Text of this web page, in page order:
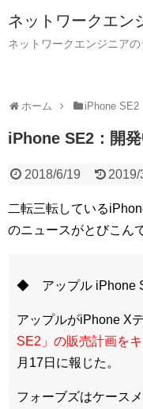
ネットワークエン
ネットワークエンジニアの
ホーム iPhone SE2
iPhone SE2：開
2018/6/19 2019/
二転三転している
のニュースがとびこん
◆ アップル iPhone
アップルがiPhone X
SE2」の販売計画を
月17日に報じた。
フォーブズはケース